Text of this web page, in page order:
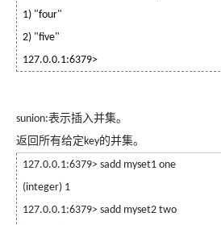
1) "four"
2) "five"
127.0.0.1:6379>
sunion:表示插入并集。
返回所有给定 key的并集。
127.0.0.1:6379> sadd myset1 one
(integer) 1
127.0.0.1:6379> sadd myset2 two